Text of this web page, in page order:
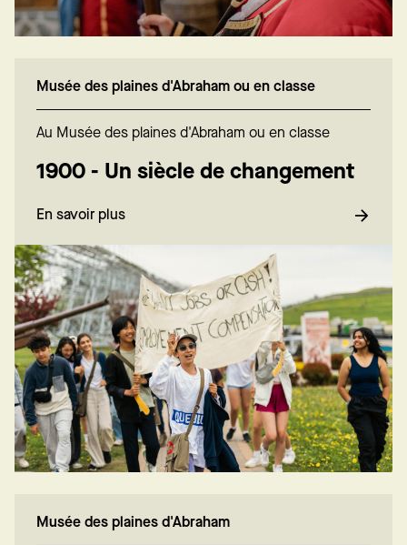
Musée des plaines d'Abraham ou en classe
Au Musée des plaines d'Abraham ou en classe
1900 - Un siècle de changement
En savoir plus
Musée des plaines d'Abraham